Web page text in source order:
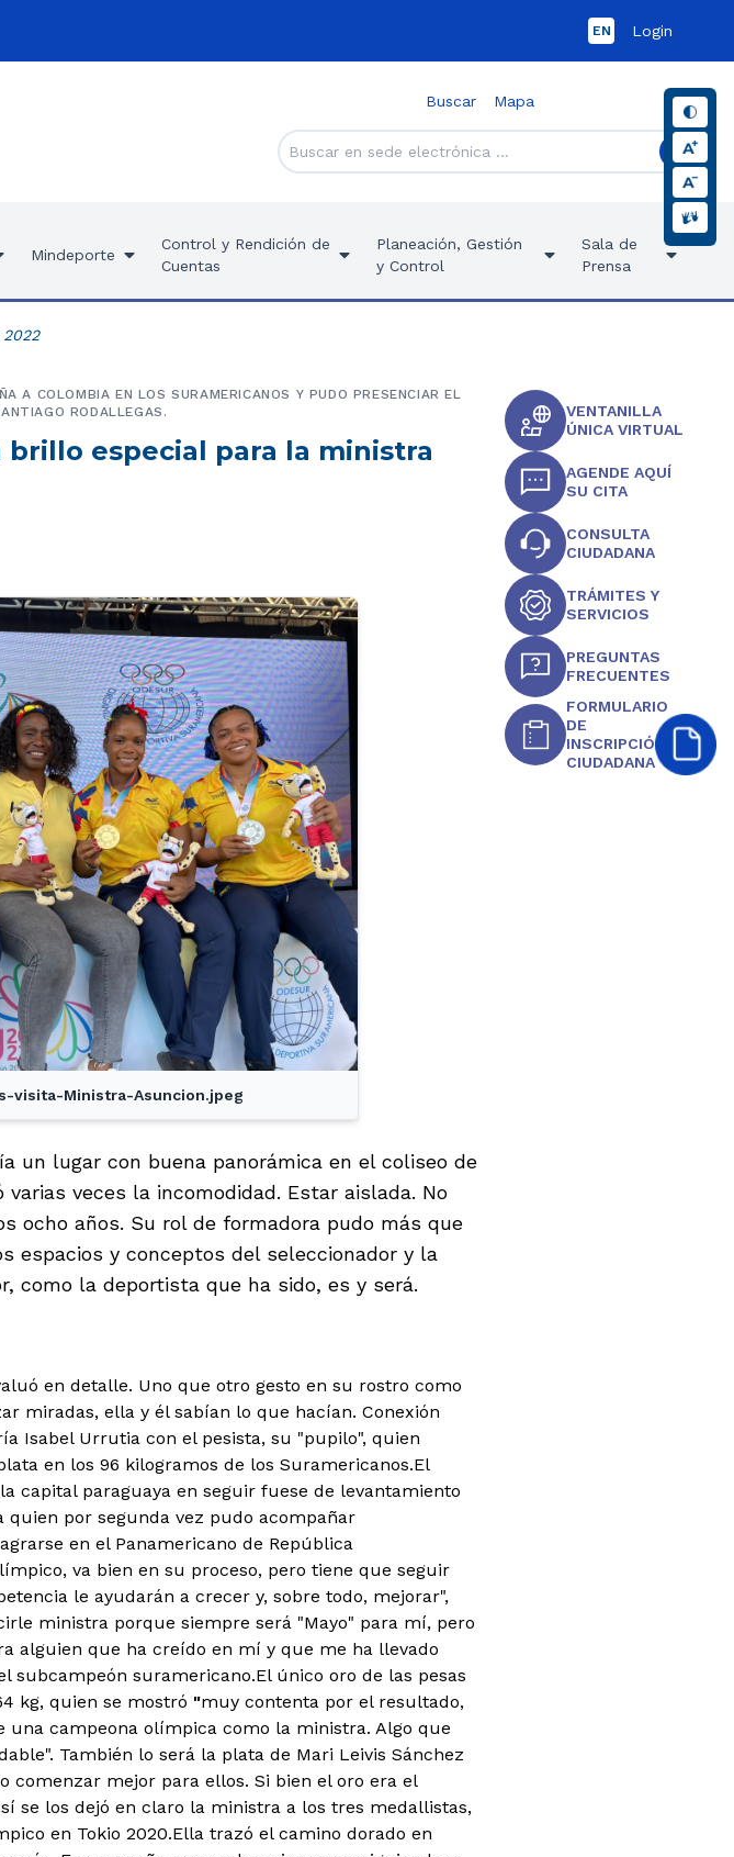
EN Login
Buscar Mapa
Mindeporte
Control y Rendición de
Cuentas
Planeación, Gestión
y Control
Sala de
Prensa
especial para la ministra
A COLOMBIA EN LOS SURAMERICANOS Y PUDO PRESENCIAR EL
RODALLEGAS.
visita-Ministra-Asuncion.jpeg
un lugar con buena panorámica en el coliseo de
veces la incomodidad. Estar aislada. No
ocho años. Su rol de formadora pudo más que
espacios y conceptos del seleccionador y la
como la deportista que ha sido, es y será.
en detalle. Uno que otro gesto en su rostro como
miradas, ella y él sabían lo que hacían. Conexión
Isabel Urrutia con el pesista, su "pupilo", quien
en los 96 kilogramos de los Suramericanos.El
capital paraguaya en seguir fuese de levantamiento
quien por segunda vez pudo acompañar
en el Panamericano de República
va bien en su proceso, pero tiene que seguir
le ayudarán a crecer y, sobre todo, mejorar",
ministra porque siempre será "Mayo" para mí, pero
alguien que ha creído en mí y que me ha llevado
subcampeón suramericano.El único oro de las pesas
kg, quien se mostró "muy contenta por el resultado,
campeona olímpica como la ministra. Algo que
También lo será la plata de Mari Leivis Sánchez
comenzar mejor para ellos. Si bien el oro era el
se los dejó en claro la ministra a los tres medallistas,
en Tokio 2020.Ella trazó el camino dorado en
VENTANILLA
ÚNICA VIRTUAL
AGENDE AQUÍ
SU CITA
CONSULTA
CIUDADANA
TRÁMITES Y
SERVICIOS
PREGUNTAS
FRECUENTES
FORMULARIO
DE
INSCRIPCIÓN
CIUDADANA